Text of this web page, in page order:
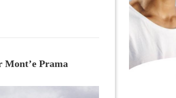
Mont’e Prama